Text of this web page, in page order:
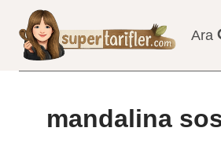
content
Ara
mandalina